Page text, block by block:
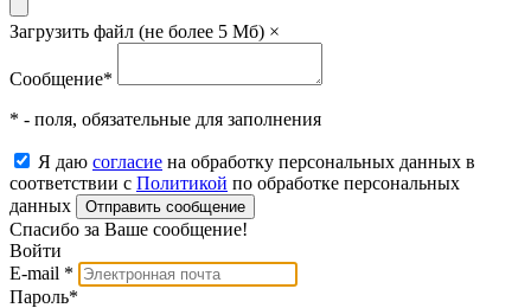
Загрузить файл (не более 5 Мб) ×
Сообщение*
* - поля, обязательные для заполнения
Я даю согласие на обработку персональных данных в
соответствии с Политикой по обработке персональных
данных
Отправить сообщение
Спасибо за Ваше сообщение!
Войти
E-mail *
Пароль*